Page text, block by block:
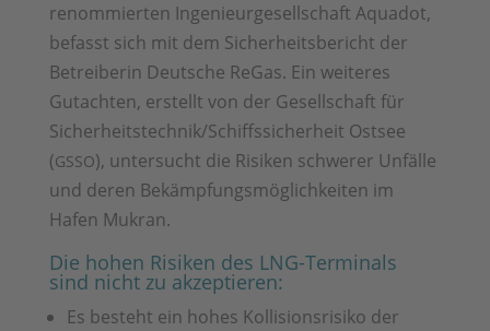
renommierten Ingenieurgesellschaft Aquadot,
befasst sich mit dem Sicherheitsbericht der
Betreiberin Deutsche ReGas. Ein weiteres
Gutachten, erstellt von der Gesellschaft für
Sicherheitstechnik/Schiffssicherheit Ostsee
(GSSO), untersucht die Risiken schwerer Unfälle
und deren Bekämpfungsmöglichkeiten im
Hafen Mukran.
Die hohen Risiken des LNG-Terminals
sind nicht zu akzeptieren:
Es besteht ein hohes Kollisionsrisiko der